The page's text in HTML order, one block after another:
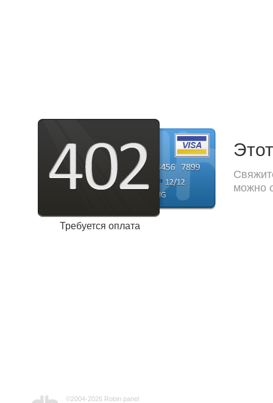
Требуется оплата
можно
©2004-2026 Robin panel